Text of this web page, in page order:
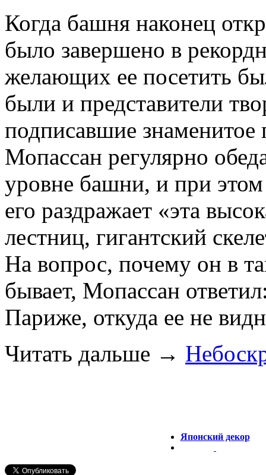
Когда башня наконец
было завершено в
желающих ее посетить
были и представители
подписавшие знаменитое
Мопассан регулярно
уровне башни, и при этом
его раздражает «эта
лестниц, гигантский
На вопрос, почему он в
бывает, Мопассан
Париже, откуда ее не
Читать дальше →
Японский декор